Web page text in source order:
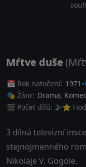
Mŕtve duše
📅 Rok natočení: 1971
🎭 Žánr: Drama,
🎬 Počet dílů: 3 ⭐
3 dílná televizní
stejnojmenného
Nikolaje V. Gogole.